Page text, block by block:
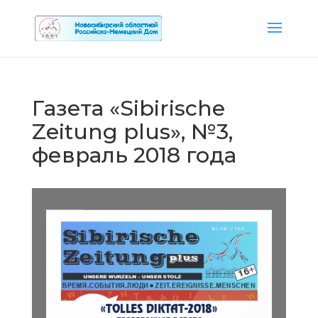
Газета «Sibirische
Zeitung plus», №3,
февраль 2018 года